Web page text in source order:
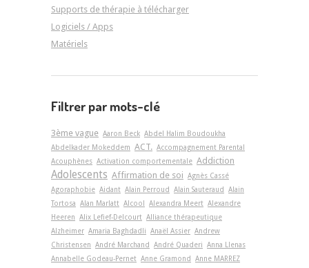
Supports de thérapie à télécharger
Logiciels / Apps
Matériels
Filtrer par mots-clé
3ème vague Aaron Beck Abdel Halim Boudoukha
Abdelkader Mokeddem ACT. Accompagnement Parental
Acouphènes Activation comportementale Addiction
Adolescents Affirmation de soi Agnès Cassé
Agoraphobie Aidant Alain Perroud Alain Sauteraud
Alain
Tortosa Alan Marlatt Alcool Alexandra Meert Alexandre
Heeren Alix Lefief-Delcourt Alliance thérapeutique
Alzheimer Amaria Baghdadli Anaël Assier Andrew
Christensen André Marchand André Quaderi Anna Llenas
Annabelle Godeau-Pernet Anne Gramond Anne MARREZ